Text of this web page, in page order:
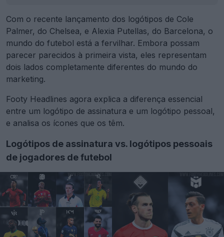
Com o recente lançamento dos logótipos de Cole
Palmer, do Chelsea, e Alexia Putellas, do Barcelona, o
mundo do futebol está a fervilhar. Embora possam
parecer parecidos à primeira vista, eles representam
dois lados completamente diferentes do mundo do
marketing.
Footy Headlines agora explica a diferença essencial
entre um logótipo de assinatura e um logótipo pessoal,
e analisa os ícones que os têm.
Logótipos de assinatura vs. logótipos pessoais
de jogadores de futebol